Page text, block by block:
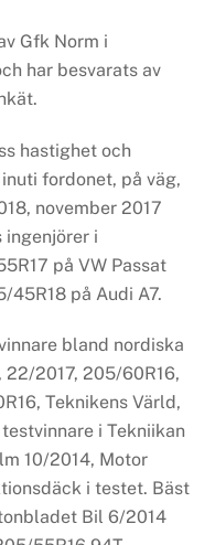
Gfk Norm i
har besvarats av
hastighet och
fordonet, på väg,
november 2017
ingenjörer i
på VW Passat
45R18 på Audi A7.
bland nordiska
2017, 205/60R16,
Teknikens Värld,
i Tekniikan
10/2014, Motor
i testet. Bäst
Bil 6/2014